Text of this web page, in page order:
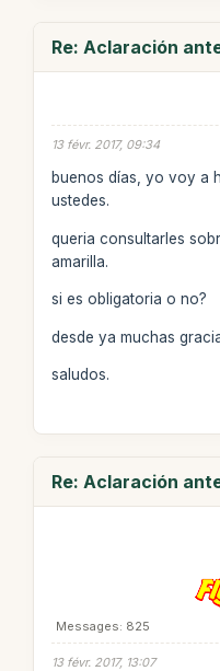
Re: Aclaración
13 févr. 2017, 09:34
buenos días, yo voy a
ustedes.
queria consultarles
amarilla.
si es obligatoria o no?
desde ya muchas
saludos.
Re: Aclaración
Messages: 825
13 févr. 2017, 13:07